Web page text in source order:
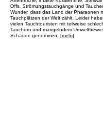
Offs, Strömungstauchgänge und
Wunder, dass das Land der Pharaonen
Tauchplätzen der Welt zählt. Leider
vielen Tauchtouristen mit teilweise
Tauchern und mangelndem
Schäden genommen. [mehr]